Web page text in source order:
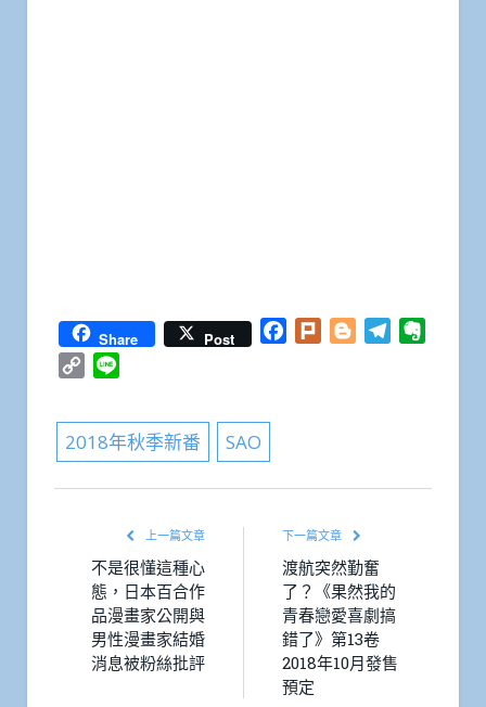
Share Post Facebook
Plurk BloggerTelegram
Copy
2018年秋季新番 SAO
上一篇文章
不是很懂這種心
態，日本百合作
品漫畫家公開與
男性漫畫家結婚
消息被粉絲批評
下一篇文章
渡航突然勤奮
了？《果然我的
青春戀愛喜劇搞
錯了》第13卷
2018年10月發售
預定